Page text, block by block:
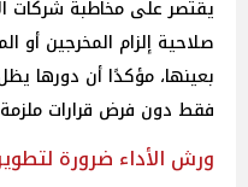
يقتصر على مخاطبة شركات
صلاحية إلزام المخرجين أو
بعينها، مؤكدًا أن دورها
فقط دون فرض قرارات
ورش الأداء ضرورة